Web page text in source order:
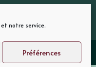
notre service.
Préférences